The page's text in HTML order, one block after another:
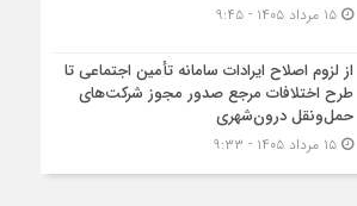
۱۵ مرداد ۱۴۰۵ - ۹:۴۵
از لزوم اصلاح ایرادات سامانه تأمین اجتماعی تا
طرح اختلافات مرجع صدور مجوز شرکت‌های
حمل‌ونقل درون‌شهری
۱۵ مرداد ۱۴۰۵ - ۹:۳۳